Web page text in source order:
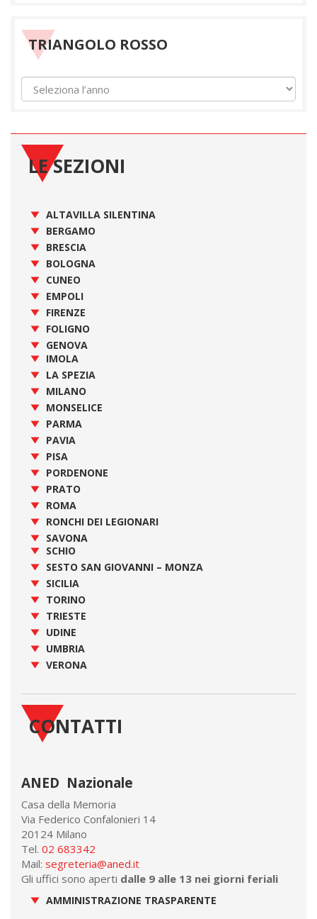
TRIANGOLO ROSSO
LE SEZIONI
ALTAVILLA SILENTINA
BERGAMO
BRESCIA
BOLOGNA
CUNEO
EMPOLI
FIRENZE
FOLIGNO
GENOVA
IMOLA
LA SPEZIA
MILANO
MONSELICE
PARMA
PAVIA
PISA
PORDENONE
PRATO
ROMA
RONCHI DEI LEGIONARI
SAVONA
SCHIO
SESTO SAN GIOVANNI – MONZA
SICILIA
TORINO
TRIESTE
UDINE
UMBRIA
VERONA
CONTATTI
ANED Nazionale
Casa della Memoria
Via Federico Confalonieri 14
20124 Milano
Tel. 02 683342
Mail: segreteria@aned.it
Gli uffici sono aperti dalle 9 alle 13 nei giorni feriali
AMMINISTRAZIONE TRASPARENTE